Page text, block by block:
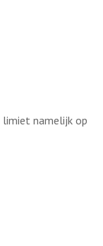
limiet namelijk op